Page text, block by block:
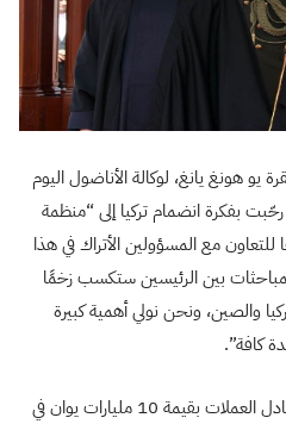
يو هونغ يانغ، لوكالة الأناضول اليوم
رحّبت بفكرة انضمام تركيا إلى “منظمة
مع المسؤولين الأتراك في هذا
بين الرئيسين ستكسب زخمًا
والصين، ونحن نولي أهمية كبيرة
كافة”.
وكان البلدان قد توصلا إلى اتفاق لتبادل العملات بقيمة 10 مليارات يوان في